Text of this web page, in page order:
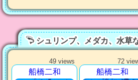
シュリンプ、メダカ、水草
49 views
船橋二和
72
船橋二和